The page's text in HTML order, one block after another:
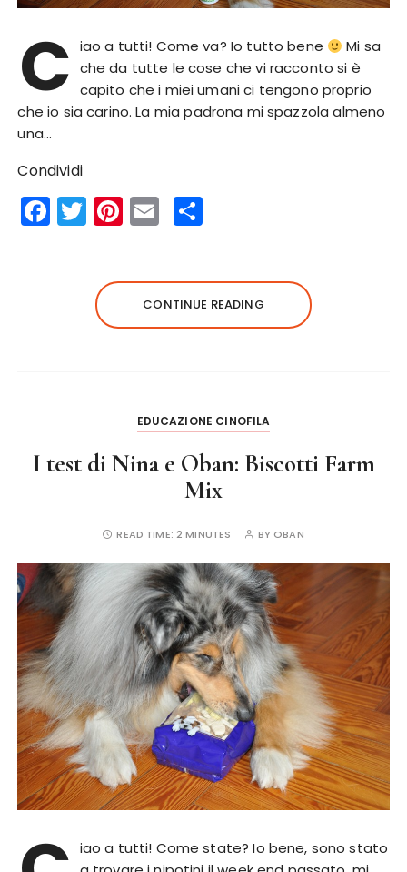
C iao a tutti! Come va? Io tutto bene
Mi sa
che da tutte le cose che vi racconto si è
capito che i miei umani ci tengono proprio
che io sia carino. La mia padrona mi spazzola almeno
una…
Condividi
F
a
T
w
te
r
Pi
n
re
st
E
m
l re
CONTINUE READING
EDUCAZIONE CINOFILA
I test di Nina e Oban: Biscotti Farm
Mix
READ TIME:2 MINUTES BY OBAN
iao a tutti! Come state? Io bene, sono stato